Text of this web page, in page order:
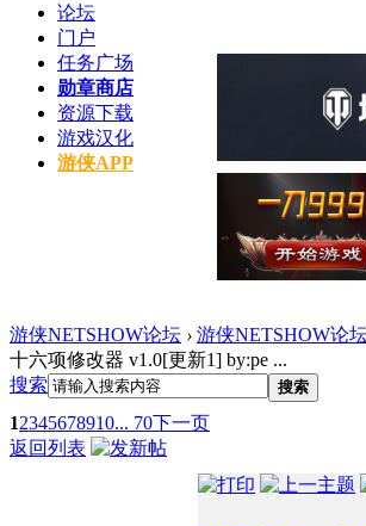
论坛
门户
任务广场
勋章商店
资源下载
游戏汉化
游侠APP
游侠NETSHOW论坛 › 游侠NETSHOW论
十六项修改器 v1.0[更新1] by:pe ...
搜索
搜索
12345678910... 70下一页
返回列表